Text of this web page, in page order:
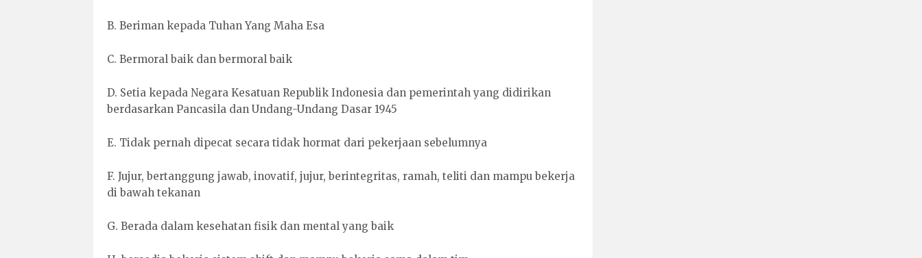
B. Beriman kepada Tuhan Yang Maha Esa
C. Bermoral baik dan bermoral baik
D. Setia kepada Negara Kesatuan Republik Indonesia dan pemerintah yang didirikan
berdasarkan Pancasila dan Undang-Undang Dasar 1945
E. Tidak pernah dipecat secara tidak hormat dari pekerjaan sebelumnya
F. Jujur, bertanggung jawab, inovatif, jujur, berintegritas, ramah, teliti dan mampu bekerja
di bawah tekanan
G. Berada dalam kesehatan fisik dan mental yang baik